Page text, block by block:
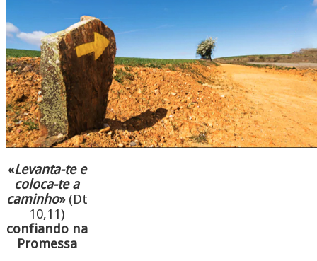
«Levanta-te e
coloca-te a
caminho»(Dt
10,11)
confiando na
Promessa